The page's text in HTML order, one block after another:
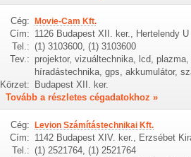
Cég: Movie-Cam Kft.
Cím: 1126 Budapest XII. ker., Hertelendy U
Tel.: (1) 3103600, (1) 3103600
Tev.: projektor, vizuáltechnika, lcd,
híradástechnika, gps, akkumulátor,
Körzet:
Budapest XII. ker.
Tovább a részletes cégadatokhoz »
Cég: Levion Számítástechnikai Kft.
Cím: 1142 Budapest XIV. ker., Erzsébet
Tel.: (1) 2521764, (1) 2521764